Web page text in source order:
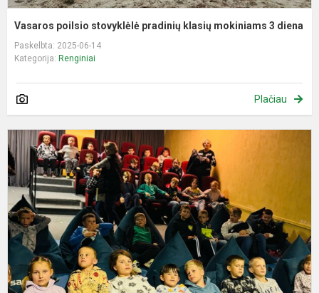
Vasaros poilsio stovyklėlė pradinių klasių mokiniams 3 diena
Paskelbta: 2025-06-14
Kategorija: Renginiai
Plačiau